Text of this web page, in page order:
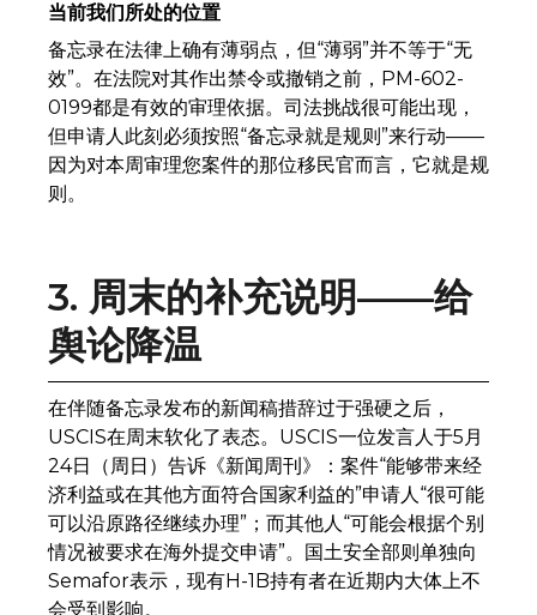
当前我们所处的位置
备忘录在法律上确有薄弱点，但“薄弱”并不等于“无
效”。在法院对其作出禁令或撤销之前，PM-602-
0199都是有效的审理依据。司法挑战很可能出现，
但申请人此刻必须按照“备忘录就是规则”来行动——
因为对本周审理您案件的那位移民官而言，它就是规
则。
3. 周末的补充说明——给
舆论降温
在伴随备忘录发布的新闻稿措辞过于强硬之后，
USCIS在周末软化了表态。USCIS一位发言人于5月
24日（周日）告诉《新闻周刊》：案件“能够带来经
济利益或在其他方面符合国家利益的”申请人“很可能
可以沿原路径继续办理”；而其他人“可能会根据个别
情况被要求在海外提交申请”。国土安全部则单独向
Semafor表示，现有H-1B持有者在近期内大体上不
会受到影响。